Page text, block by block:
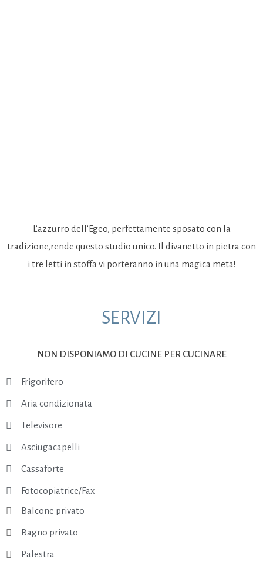
L’azzurro dell’Egeo, perfettamente sposato con la
tradizione,rende questo studio unico. Il divanetto in pietra con
i tre letti in stoffa vi porteranno in una magica meta!
SERVIZI
NON DISPONIAMO DI CUCINE PER CUCINARE
Frigorifero
Aria condizionata
Televisore
Asciugacapelli
Cassaforte
Fotocopiatrice/Fax
Balcone privato
Bagno privato
Palestra